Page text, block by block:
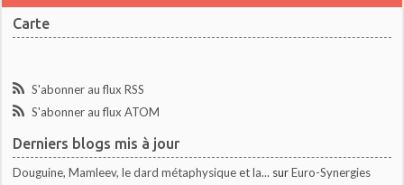
Carte
S'abonner au flux RSS
S'abonner au flux ATOM
Derniers blogs mis à jour
Douguine, Mamleev, le dard métaphysique et la... surEuro-Synergies